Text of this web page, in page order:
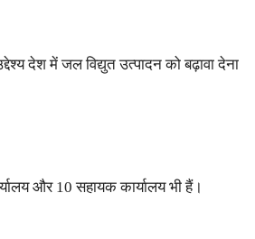
देश में जल विद्युत उत्पादन को बढ़ावा देना
और 10 सहायक कार्यालय भी हैं।